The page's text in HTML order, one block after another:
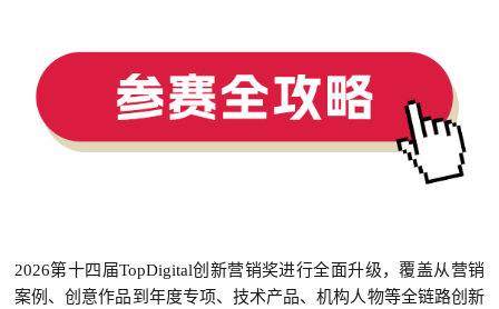
2026第十四届TopDigital创新营销奖进行全面升级，覆盖从营销
案例、创意作品到年度专项、技术产品、机构人物等全链路创新